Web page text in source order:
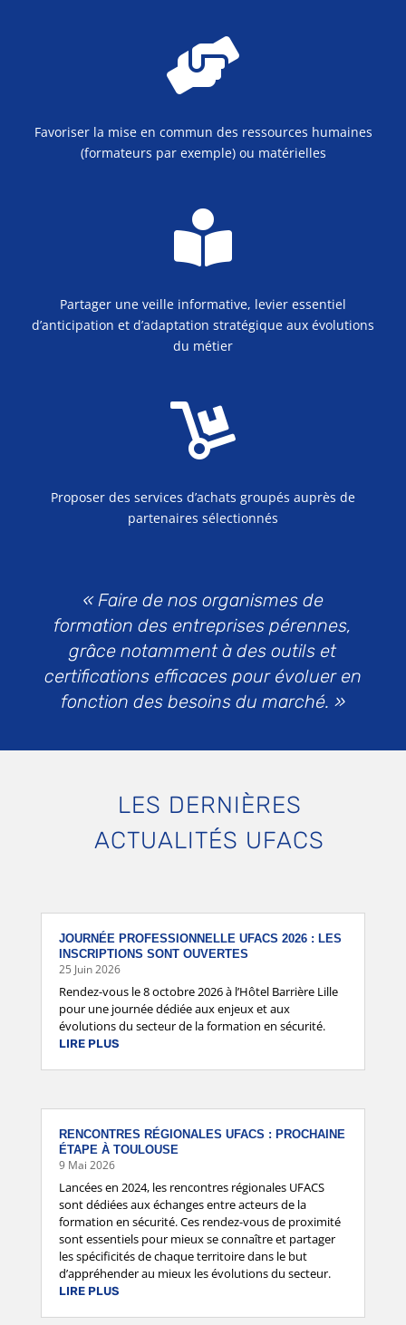

Favoriser la mise en commun des ressources humaines
(formateurs par exemple) ou matérielles

Partager une veille informative, levier essentiel
d’anticipation et d’adaptation stratégique aux évolutions
du métier

Proposer des services d’achats groupés auprès de
partenaires sélectionnés
« Faire de nos organismes de
formation des entreprises pérennes,
grâce notamment à des outils et
certifications efficaces pour évoluer en
fonction des besoins du marché. »
LES DERNIÈRES
ACTUALITÉS UFACS
JOURNÉE PROFESSIONNELLE UFACS 2026 : LES
INSCRIPTIONS SONT OUVERTES
25 Juin 2026
Rendez-vous le 8 octobre 2026 à l’Hôtel Barrière Lille
pour une journée dédiée aux enjeux et aux
évolutions du secteur de la formation en sécurité.
LIRE PLUS
RENCONTRES RÉGIONALES UFACS : PROCHAINE
ÉTAPE À TOULOUSE
9 Mai 2026
Lancées en 2024, les rencontres régionales UFACS
sont dédiées aux échanges entre acteurs de la
formation en sécurité. Ces rendez-vous de proximité
sont essentiels pour mieux se connaître et partager
les spécificités de chaque territoire dans le but
d’appréhender au mieux les évolutions du secteur.
LIRE PLUS